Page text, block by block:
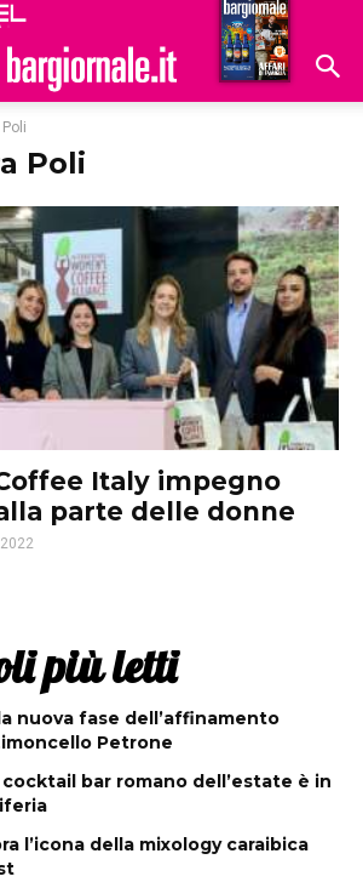
Hoteldomani
Poli
Italy impegno
parte delle donne
più letti
nuova fase dell’affinamento
Petrone
cocktail bar romano dell’estate è in
l’icona della mixology caraibica